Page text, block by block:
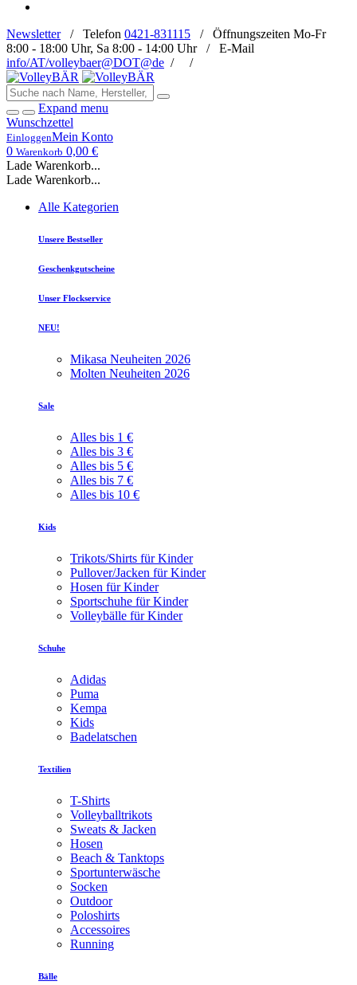
Newsletter/ Telefon 0421-831115 / Öffnungszeiten Mo-Fr
8:00 - 18:00 Uhr, Sa 8:00 - 14:00 Uhr / E-Mail
info/AT/volleybaer@DOT@de / /
Expand menu
Wunschzettel
EinloggenMein Konto
0 Warenkorb 0,00 €
Lade Warenkorb...
Lade Warenkorb...
Alle Kategorien
Unsere Bestseller
Geschenkgutscheine
Unser Flockservice
NEU!
Mikasa Neuheiten 2026
Molten Neuheiten 2026
Sale
Alles bis 1 €
Alles bis 3 €
Alles bis 5 €
Alles bis 7 €
Alles bis 10 €
Kids
Trikots/Shirts für Kinder
Pullover/Jacken für Kinder
Hosen für Kinder
Sportschuhe für Kinder
Volleybälle für Kinder
Schuhe
Adidas
Puma
Kempa
Kids
Badelatschen
Textilien
T-Shirts
Volleyballtrikots
Sweats & Jacken
Hosen
Beach & Tanktops
Sportunterwäsche
Socken
Outdoor
Poloshirts
Accessoires
Running
Bälle